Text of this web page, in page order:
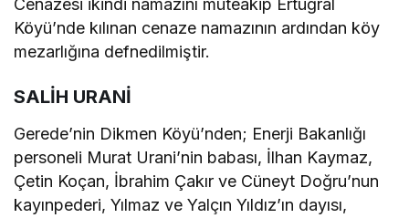
Cenazesi ikindi namazını müteakip Ertuğral
Köyü’nde kılınan cenaze namazının ardından köy
mezarlığına defnedilmiştir.
SALİH URANİ
Gerede’nin Dikmen Köyü’nden; Enerji Bakanlığı
personeli Murat Urani’nin babası, İlhan Kaymaz,
Çetin Koçan, İbrahim Çakır ve Cüneyt Doğru’nun
kayınpederi, Yılmaz ve Yalçın Yıldız’ın dayısı,